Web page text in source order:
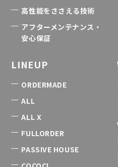
高性能をささえる技術
アフターメンテナンス・
安心保証
LINEUP
ORDERMADE
ALL
ALL X
FULLORDER
PASSIVE HOUSE